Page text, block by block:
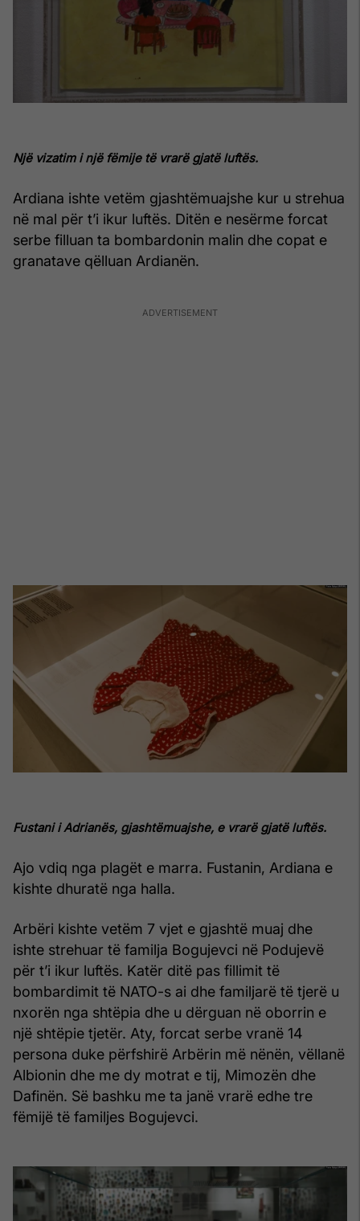
Një vizatim i një fëmije të vrarë gjatë luftës.
Ardiana ishte vetëm gjashtëmuajshe kur u strehua
në mal për t’i ikur luftës. Ditën e nesërme forcat
serbe filluan ta bombardonin malin dhe copat e
granatave qëlluan Ardianën.
Fustani i Adrianës, gjashtëmuajshe, e vrarë gjatë luftës.
Ajo vdiq nga plagët e marra. Fustanin, Ardiana e
kishte dhuratë nga halla.
Arbëri kishte vetëm 7 vjet e gjashtë muaj dhe
ishte strehuar të familja Bogujevci në Podujevë
për t’i ikur luftës. Katër ditë pas fillimit të
bombardimit të NATO-s ai dhe familjarë të tjerë u
nxorën nga shtëpia dhe u dërguan në oborrin e
një shtëpie tjetër. Aty, forcat serbe vranë 14
persona duke përfshirë Arbërin më nënën, vëllanë
Albionin dhe me dy motrat e tij, Mimozën dhe
Dafinën. Së bashku me ta janë vrarë edhe tre
fëmijë të familjes Bogujevci.